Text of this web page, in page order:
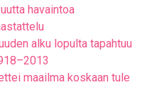
havaintoa
alku lopulta tapahtuu
maailma koskaan tule